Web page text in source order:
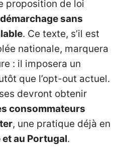
proposition de loi
sans
. Ce texte, s’il est
nationale, marquera
: il imposera un
que l’opt-out actuel.
devront obtenir
consommateurs
, une pratique déjà en
au Portugal.